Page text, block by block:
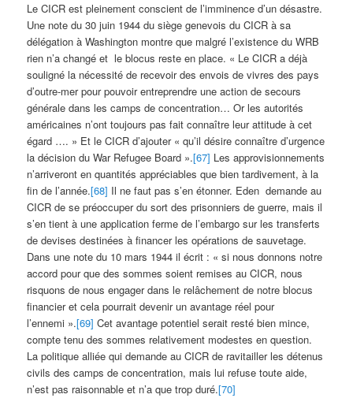
Le CICR est pleinement conscient de l’imminence d’un désastre.
Une note du 30 juin 1944 du siège genevois du CICR à sa
délégation à Washington montre que malgré l’existence du WRB
rien n’a changé et le blocus reste en place. « Le CICR a déjà
souligné la nécessité de recevoir des envois de vivres des pays
d’outre-mer pour pouvoir entreprendre une action de secours
générale dans les camps de concentration… Or les autorités
américaines n’ont toujours pas fait connaître leur attitude à cet
égard …. » Et le CICR d’ajouter « qu’il désire connaître d’urgence
la décision du War Refugee Board ».[67] Les approvisionnements
n’arriveront en quantités appréciables que bien tardivement, à la
fin de l’année.[68] Il ne faut pas s’en étonner. Eden demande au
CICR de se préoccuper du sort des prisonniers de guerre, mais il
s’en tient à une application ferme de l’embargo sur les transferts
de devises destinées à financer les opérations de sauvetage.
Dans une note du 10 mars 1944 il écrit : « si nous donnons notre
accord pour que des sommes soient remises au CICR, nous
risquons de nous engager dans le relâchement de notre blocus
financier et cela pourrait devenir un avantage réel pour
l’ennemi ».[69] Cet avantage potentiel serait resté bien mince,
compte tenu des sommes relativement modestes en question.
La politique alliée qui demande au CICR de ravitailler les détenus
civils des camps de concentration, mais lui refuse toute aide,
n’est pas raisonnable et n’a que trop duré.[70]